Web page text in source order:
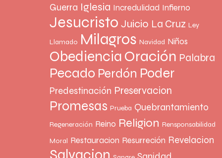
Guerra Iglesia Incredulidad Infierno
Jesucristo Juicio La Cruz Ley
Llamado Milagros Navidad Niños
Obediencia Oración Palabra
Pecado Perdón Poder
Predestinación Preservacion
Promesas Prueba Quebrantamiento
Regeneración Reino Religion Rensponsabilidad
Moral Restauracion Resurreción Revelacion